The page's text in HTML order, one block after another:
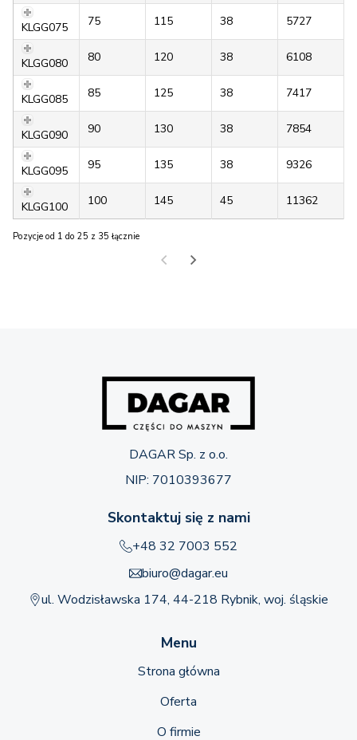
KLGG075 75 115 38 5727
KLGG080 80 120 38 6108
KLGG085 85 125 38 7417
KLGG090 90 130 38 7854
KLGG095 95 135 38 9326
KLGG100 100 145 45 11362
Pozycje od 1 do 25 z 35 łącznie
DAGAR Sp. z o.o.
NIP: 7010393677
Skontaktuj się z nami
+48 32 7003 552
biuro@dagar.eu
ul. Wodzisławska 174, 44-218 Rybnik, woj. śląskie
Menu
Strona główna
Oferta
O firmie